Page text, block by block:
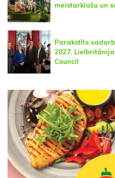
meistarklašu un
Parakstīts
2027,
Council